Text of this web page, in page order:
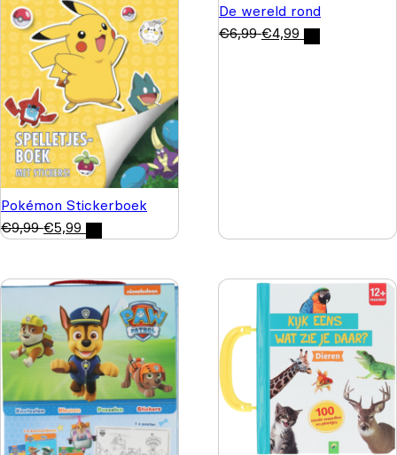
Pokémon Stickerboek
€9,99 €5,99
De wereld rond
€6,99 €4,99